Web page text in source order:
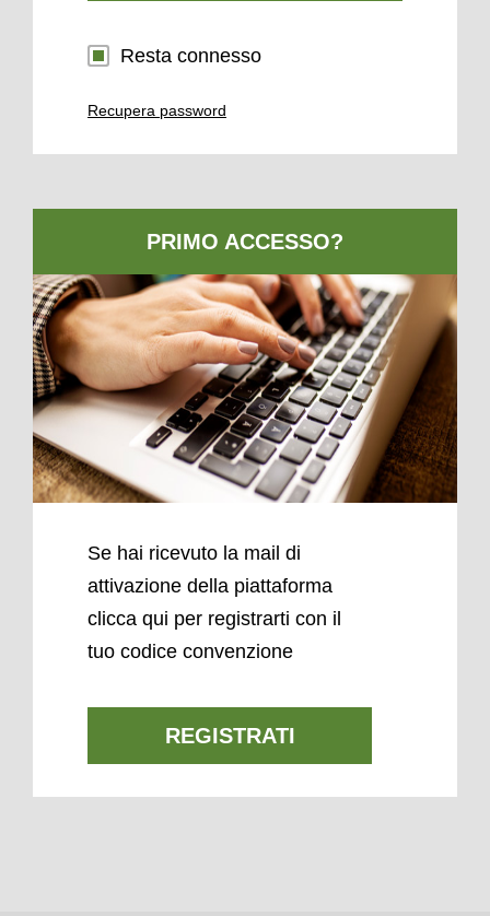
Resta connesso
Recupera password
Se hai ricevuto la mail di
attivazione della piattaforma
clicca qui per registrarti con il
tuo codice convenzione
REGISTRATI